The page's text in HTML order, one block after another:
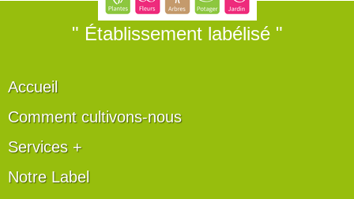
" Établissement labélisé "
Accueil
Comment cultivons-nous
Services +
Notre Label